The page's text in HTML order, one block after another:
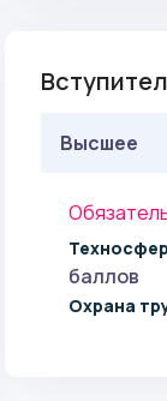
Высшее
баллов
Охрана